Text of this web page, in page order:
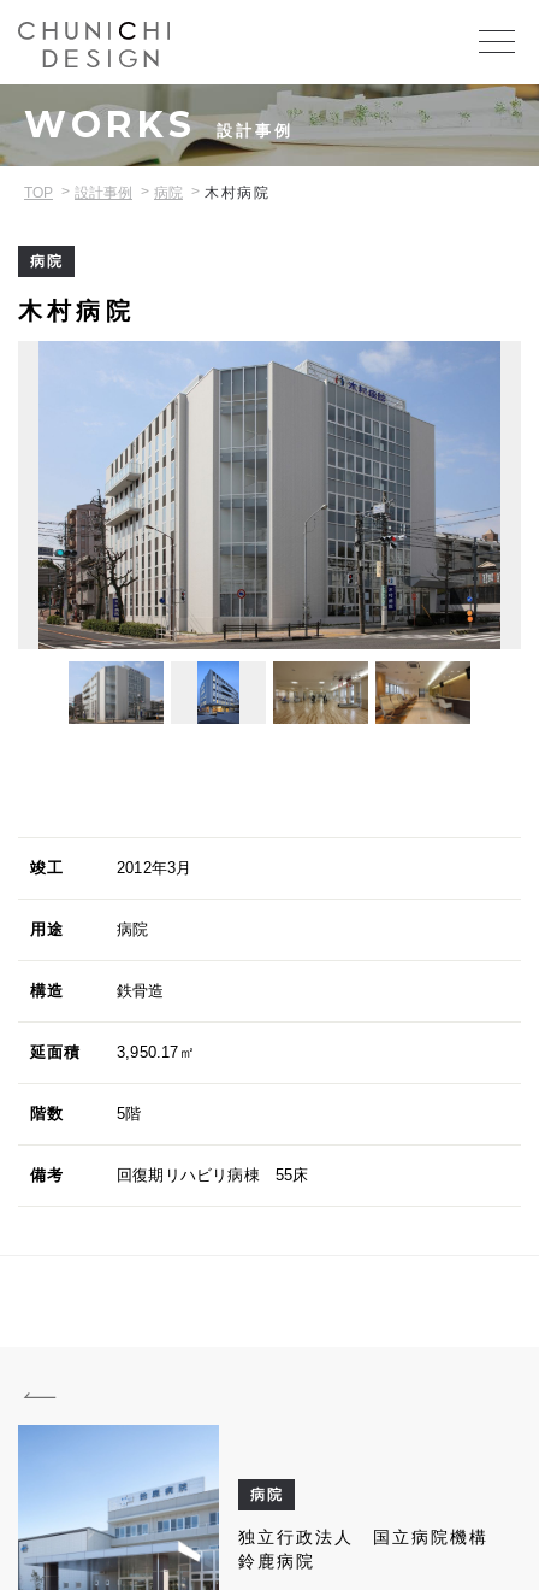
WORKS 設計事例
TOP 設計事例 病院 木村病院
病院
木村病院
竣工 2012年3月
用途 病院
構造 鉄骨造
延面積 3,950.17㎡
階数 5階
備考 回復期リハビリ病棟 55床
病院
独立行政法人 国立病院機構
鈴鹿病院